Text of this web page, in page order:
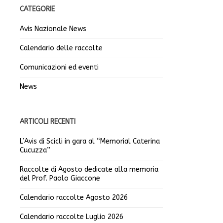
CATEGORIE
Avis Nazionale News
Calendario delle raccolte
Comunicazioni ed eventi
News
ARTICOLI RECENTI
L’Avis di Scicli in gara al “Memorial Caterina
Cucuzza”
Raccolte di Agosto dedicate alla memoria
del Prof. Paolo Giaccone
Calendario raccolte Agosto 2026
Calendario raccolte Luglio 2026